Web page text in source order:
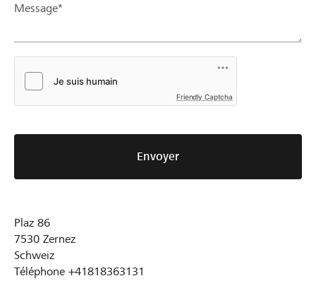
Message*
Friendly Captcha
Envoyer
Plaz 86
7530 Zernez
Schweiz
Téléphone +41818363131